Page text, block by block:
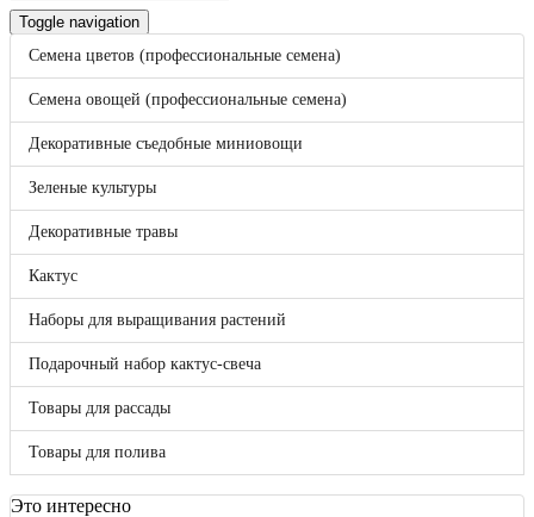
Toggle navigation
Бренды
Bejo
Benary
DLF (Дания)
FloraNova!
Hazera
Hem Genetics
Hem Zaden B.V.
Kieft
May Seed
Nunhems
Pan American
Seminis
Syngenta
Takii Europe
Vegetallis
ВНИИССОК
Гавриш
Семена цветов (профессиональные семена)
Семена овощей (профессиональные семена)
Декоративные съедобные миниовощи
Зеленые культуры
Декоративные травы
Кактус
Наборы для выращивания растений
Подарочный набор кактус-свеча
Товары для рассады
Товары для полива
Это интересно